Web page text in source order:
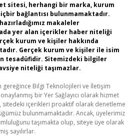
sitesi, herhangi bir marka, kurum
bağlantısı bulunmamaktadır.
makaleler
yer alan içerikler haber niteliği
kurum ve kişiler hakkında
Gerçek kurum ve kişiler ile isim
tesadüfidir. Sitemizdeki bilgiler
niteliği taşımazlar.
gereğince Bilgi Teknolojileri ve İletişim
bir Yer Sağlayıcı olarak hizmet
sitedeki içerikleri proaktif olarak denetleme
bulunmamaktadır. Ancak, üyelerimiz
taşımakta olup, siteye üye olarak
sayılırlar.